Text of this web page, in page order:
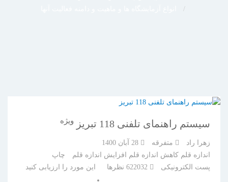
سیستم راهنمای تلفنی 118 تبریز ویژه
زهرا راد متفرقه
اندازه قلم کاهش اندازه قلم افزایش اندازه قلم
چاپ
پست الکترونیکی
622032 نظرها این مورد را ارزیابی کنید